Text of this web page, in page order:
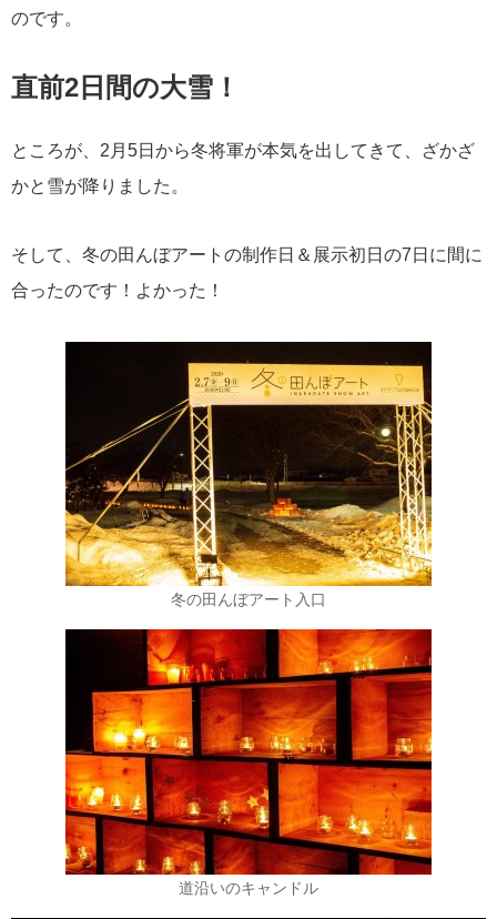
のです。
直前2日間の大雪！
ところが、2月5日から冬将軍が本気を出してきて、ざかざ
かと雪が降りました。
そして、冬の田んぼアートの制作日＆展示初日の7日に間に
合ったのです！よかった！
冬の田んぼアート入口
道沿いのキャンドル